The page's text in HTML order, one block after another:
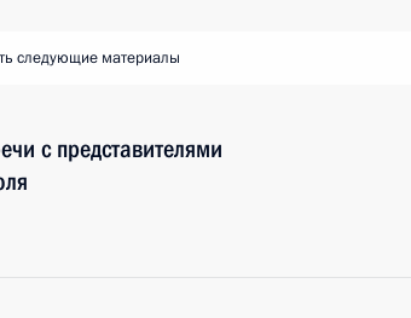
следующие материалы
с представителями